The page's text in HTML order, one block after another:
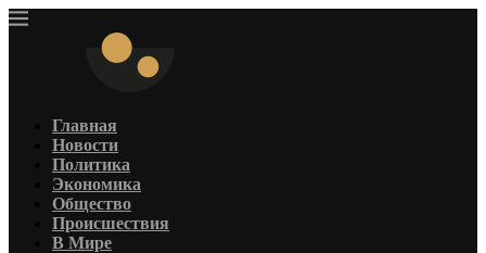
Главная
Новости
Политика
Экономика
Общество
Происшествия
В Мире